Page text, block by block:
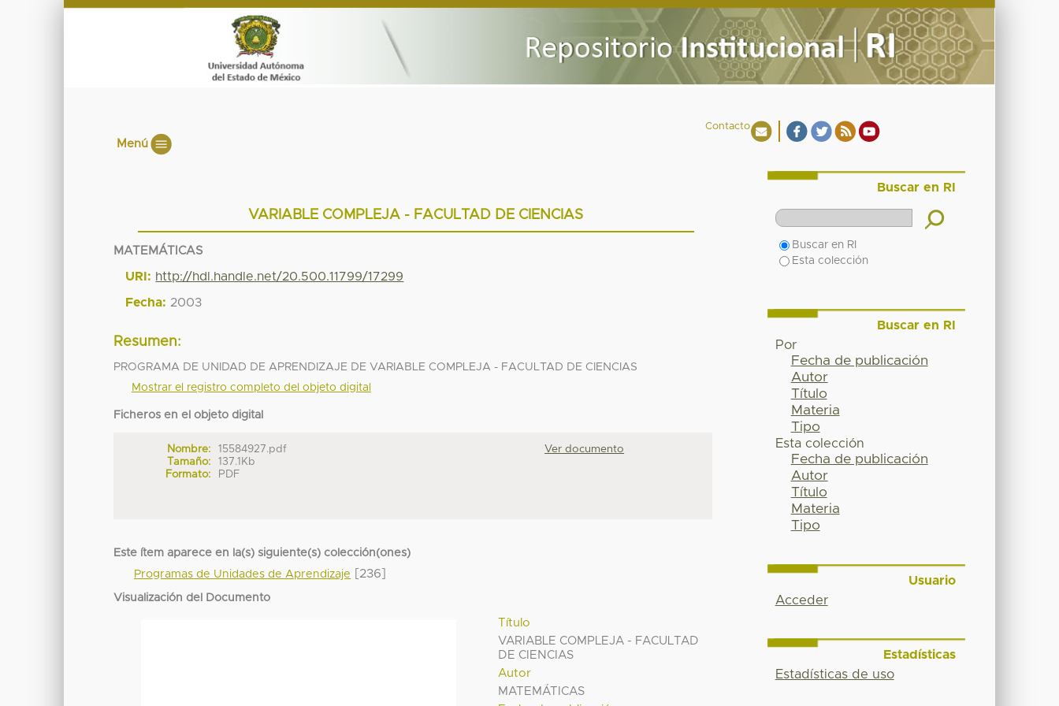
Contacto
Menú
VARIABLE COMPLEJA - FACULTAD DE CIENCIAS
MATEMÁTICAS
URI: http://hdl.handle.net/20.500.11799/17299
Fecha: 2003
Resumen:
PROGRAMA DE UNIDAD DE APRENDIZAJE DE VARIABLE COMPLEJA - FACULTAD DE CIENCIAS
Mostrar el registro completo del objeto digital
Ficheros en el objeto digital
Nombre:
15584927.pdf
Tamaño:
137.1Kb
Formato:
PDF
Ver documento
Este ítem aparece en la(s) siguiente(s) colección(ones)
Programas de Unidades de Aprendizaje
[236]
Visualización del Documento
Título
VARIABLE COMPLEJA - FACULTAD
DE CIENCIAS
Autor
MATEMÁTICAS
Buscar en RI
Buscar en RI
Esta colección
Buscar en RI
Por
Fecha de publicación
Autor
Título
Materia
Tipo
Esta colección
Fecha de publicación
Autor
Título
Materia
Tipo
Usuario
Acceder
Estadísticas
Estadísticas de uso